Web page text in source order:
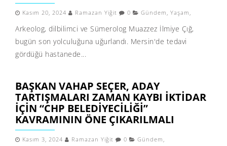
Kasım 20, 2024 Ramazan Yiğit 0 Gündem , Yaşam ,
Arkeolog, dilbilimci ve Sümerolog Muazzez İlmiye Çığ,
bugün son yolculuğuna uğurlandı. Mersin'de tedavi
gördüğü hastanede...
BAŞKAN VAHAP SEÇER, ADAY
TARTIŞMALARI ZAMAN KAYBI IKTIDAR
IÇIN “CHP BELEDIYECILIĞI”
KAVRAMININ ÖNE ÇIKARILMALI
Kasım 3, 2024 Ramazan Yiğit 0 Gündem ,